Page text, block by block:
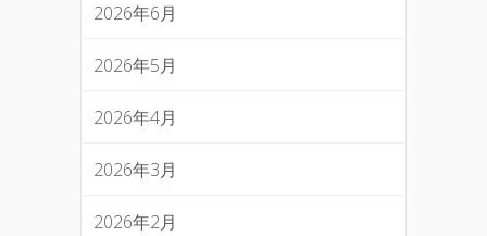
2026年6月
2026年5月
2026年4月
2026年3月
2026年2月